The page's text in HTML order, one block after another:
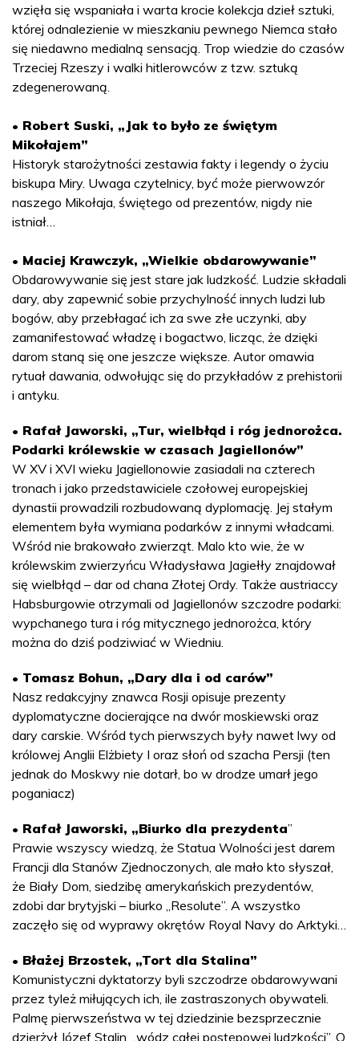
wzięła się wspaniała i warta krocie kolekcja dzieł sztuki,
której odnalezienie w mieszkaniu pewnego Niemca stało
się niedawno medialną sensacją. Trop wiedzie do czasów
Trzeciej Rzeszy i walki hitlerowców z tzw. sztuką
zdegenerowaną.
• Robert Suski, „Jak to było ze świętym
Mikołajem”
Historyk starożytności zestawia fakty i legendy o życiu
biskupa Miry. Uwaga czytelnicy, być może pierwowzór
naszego Mikołaja, świętego od prezentów, nigdy nie
istniał…
• Maciej Krawczyk, „Wielkie obdarowywanie”
Obdarowywanie się jest stare jak ludzkość. Ludzie składali
dary, aby zapewnić sobie przychylność innych ludzi lub
bogów, aby przebłagać ich za swe złe uczynki, aby
zamanifestować władzę i bogactwo, licząc, że dzięki
darom staną się one jeszcze większe. Autor omawia
rytuał dawania, odwołując się do przykładów z prehistorii
i antyku.
• Rafał Jaworski, „Tur, wielbłąd i róg jednorożca.
Podarki królewskie w czasach Jagiellonów”
W XV i XVI wieku Jagiellonowie zasiadali na czterech
tronach i jako przedstawiciele czołowej europejskiej
dynastii prowadzili rozbudowaną dyplomację. Jej stałym
elementem była wymiana podarków z innymi władcami.
Wśród nie brakowało zwierząt. Malo kto wie, że w
królewskim zwierzyńcu Władysława Jagiełły znajdował
się wielbłąd – dar od chana Złotej Ordy. Także austriaccy
Habsburgowie otrzymali od Jagiellonów szczodre podarki:
wypchanego tura i róg mitycznego jednorożca, który
można do dziś podziwiać w Wiedniu.
• Tomasz Bohun, „Dary dla i od carów”
Nasz redakcyjny znawca Rosji opisuje prezenty
dyplomatyczne docierające na dwór moskiewski oraz
dary carskie. Wśród tych pierwszych były nawet lwy od
królowej Anglii Elżbiety I oraz słoń od szacha Persji (ten
jednak do Moskwy nie dotarł, bo w drodze umarł jego
poganiacz)
• Rafał Jaworski, „Biurko dla prezydenta”
Prawie wszyscy wiedzą, że Statua Wolności jest darem
Francji dla Stanów Zjednoczonych, ale mało kto słyszał,
że Biały Dom, siedzibę amerykańskich prezydentów,
zdobi dar brytyjski – biurko „Resolute”. A wszystko
zaczęło się od wyprawy okrętów Royal Navy do Arktyki…
• Błażej Brzostek, „Tort dla Stalina”
Komunistyczni dyktatorzy byli szczodrze obdarowywani
przez tyleż miłujących ich, ile zastraszonych obywateli.
Palmę pierwszeństwa w tej dziedzinie bezsprzecznie
dzierżył Józef Stalin, „wódz całej postępowej ludzkości”. O